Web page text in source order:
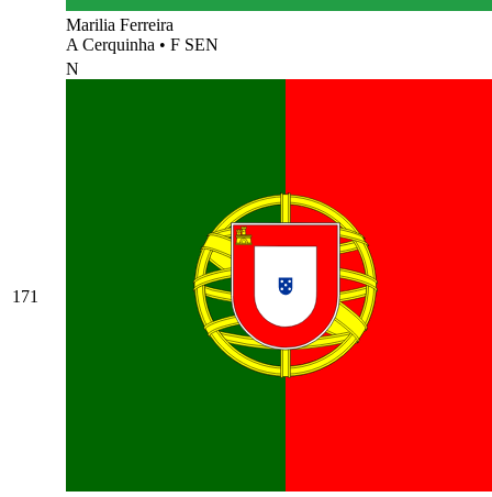
Marilia Ferreira
A Cerquinha • F SEN
171
N